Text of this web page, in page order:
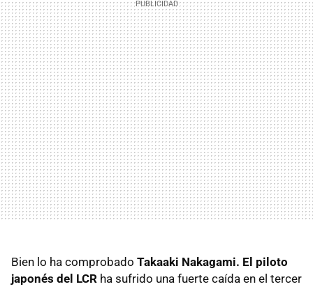
Bien lo ha comprobado Takaaki Nakagami. El piloto
japonés del LCR ha sufrido una fuerte caída en el tercer